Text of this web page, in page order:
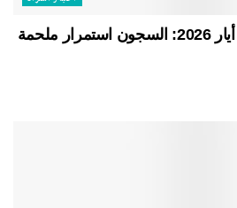
التقرير الشهري – مايو / أيار 2026: السجون استمرار ملحمة